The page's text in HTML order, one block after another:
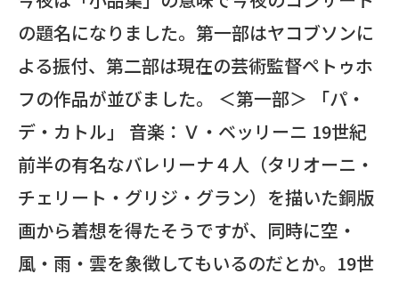
の題名になりました。第一部はヤコブソンに
よる振付、第二部は現在の芸術監督ペトゥホ
フの作品が並びました。 ＜第一部＞ 「パ・
デ・カトル」 音楽：Ｖ・ベッリーニ 19世紀
前半の有名なバレリーナ４人（タリオーニ・
チェリート・グリジ・グラン）を描いた銅版
画から着想を得たそうですが、同時に空・
風・雨・雲を象徴してもいるのだとか。19世